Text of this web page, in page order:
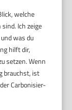
welche
Ich zeige
was du
hilft dir,
setzen. Wenn
brauchst, ist
Carbonisier-